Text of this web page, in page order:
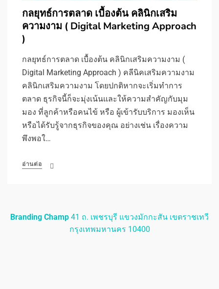
กลยุทธ์การตลาด เบื้องต้น คลินิกเสริม
ความงาม ( Digital Marketing Approach
)
กลยุทธ์การตลาด เบื้องต้น คลินิกเสริมความงาม (
Digital Marketing Approach ) คลีนิคเสริมความงาม
คลินิกเสริมความงาม โดยปกติหากจะเริ่มทำการ
ตลาด ธุรกิจนี้ก็จะมุ่งเน้นและให้ความสำคัญกับมุม
มอง ที่ลูกค้าหรือคนไข้ หรือ ผู้เข้ารับบริการ มองเห็น
หรือได้รับรู้จากธุรกิจของคุณ อย่างเช่น เรื่องความ
พึงพอใ…
อ่านต่อ
Branding Champ 41 ถ. เพชรบุรี แขวงมักกะสัน เขตราชเทวี
กรุงเทพมหานคร 10400